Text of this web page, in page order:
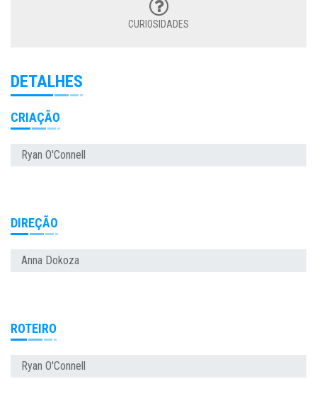
CURIOSIDADES
DETALHES
CRIAÇÃO
Ryan O'Connell
DIREÇÃO
Anna Dokoza
ROTEIRO
Ryan O'Connell